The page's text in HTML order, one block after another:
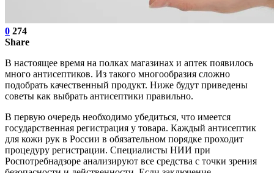
0 274
Share
В настоящее время на полках магазинах и аптек появилось
много антисептиков. Из такого многообразия сложно
подобрать качественный продукт. Ниже будут приведены
советы как выбрать антисептики правильно.
В первую очередь необходимо убедиться, что имеется
государственная регистрация у товара. Каждый антисептик
для кожи рук в России в обязательном порядке проходит
процедуру регистрации. Специалисты НИИ при
Роспотребнадзоре анализируют все средства с точки зрения